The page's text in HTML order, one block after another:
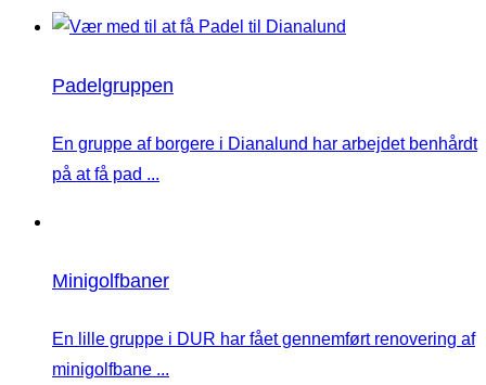
Padelgruppen
En gruppe af borgere i Dianalund har arbejdet benhårdt
på at få pad ...
Minigolfbaner
En lille gruppe i DUR har fået gennemført renovering af
minigolfbane ...